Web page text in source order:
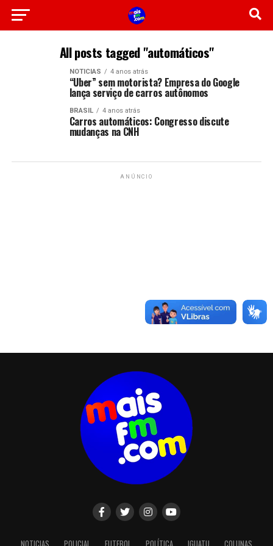
All posts tagged "automáticos"
NOTICIAS 4 anos atrás
“Uber” sem motorista? Empresa do Google
lança serviço de carros autônomos
BRASIL 4 anos atrás
Carros automáticos: Congresso discute
mudanças na CNH
ANÚNCIO